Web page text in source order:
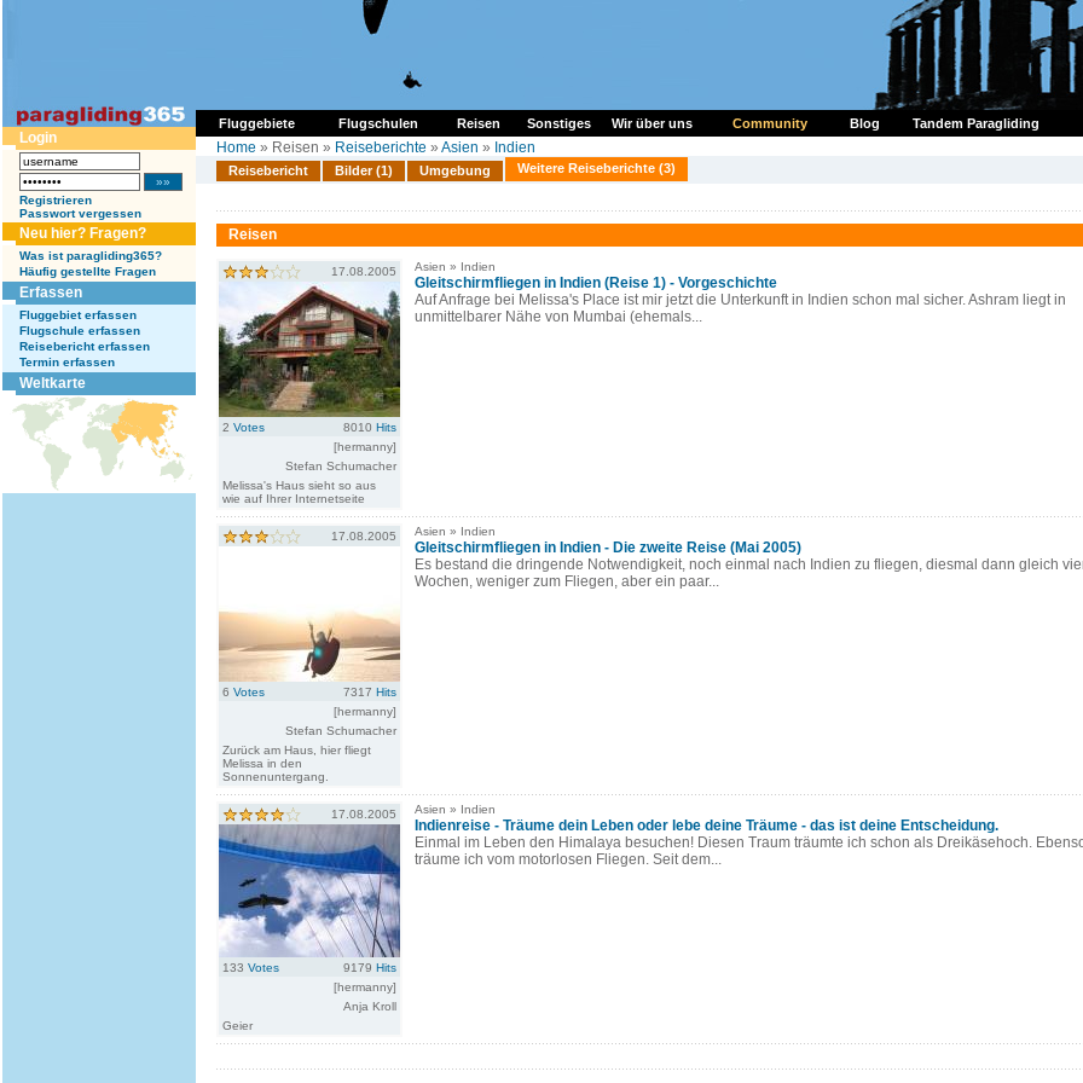
Fluggebiete Flugschulen Reisen Sonstiges Wir über uns Community Blog Tandem Paragliding
Login
Registrieren
Passwort vergessen
Neu hier? Fragen?
Was ist paragliding365?
Häufig gestellte Fragen
Erfassen
Fluggebiet erfassen
Flugschule erfassen
Reisebericht erfassen
Termin erfassen
Weltkarte
Home » Reisen » Reiseberichte » Asien » Indien
Reisebericht Bilder (1) Umgebung Weitere Reiseberichte (3)
Reisen
17.08.2005
2 Votes 8010 Hits
[hermanny]
Stefan Schumacher
Melissa's Haus sieht so aus
wie auf Ihrer Internetseite
Asien » Indien
Gleitschirmfliegen in Indien (Reise 1) - Vorgeschichte
Auf Anfrage bei Melissa's Place ist mir jetzt die Unterkunft in Indien schon mal sicher. Ashram liegt in
unmittelbarer Nähe von Mumbai (ehemals...
17.08.2005
6 Votes 7317 Hits
[hermanny]
Stefan Schumacher
Zurück am Haus, hier fliegt
Melissa in den
Sonnenuntergang.
Asien » Indien
Gleitschirmfliegen in Indien - Die zweite Reise (Mai 2005)
Es bestand die dringende Notwendigkeit, noch einmal nach Indien zu fliegen, diesmal dann gleich
Wochen, weniger zum Fliegen, aber ein paar...
17.08.2005
133 Votes 9179 Hits
[hermanny]
Anja Kroll
Geier
Asien » Indien
Indienreise - Träume dein Leben oder lebe deine Träume - das ist deine Entscheidung.
Einmal im Leben den Himalaya besuchen! Diesen Traum träumte ich schon als Dreikäsehoch.
träume ich vom motorlosen Fliegen. Seit dem...